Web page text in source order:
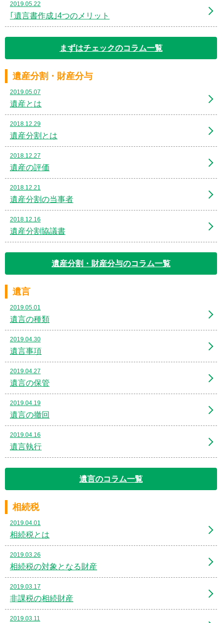
2019.05.22
｢遺言書作成｣4つのメリット
まずはチェックのコラム一覧
遺産分割・財産分与
2019.05.07
遺産とは
2018.12.29
遺産分割とは
2018.12.27
遺産の評価
2018.12.21
遺産分割の当事者
2018.12.16
遺産分割協議書
遺産分割・財産分与のコラム一覧
遺言
2019.05.01
遺言の種類
2019.04.30
遺言事項
2019.04.27
遺言の保管
2019.04.19
遺言の撤回
2019.04.16
遺言執行
遺言のコラム一覧
相続税
2019.04.01
相続税とは
2019.03.26
相続税の対象となる財産
2019.03.17
非課税の相続財産
2019.03.11